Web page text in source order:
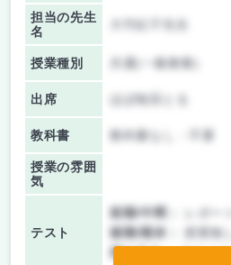
担当の先生
名
授業種別 共通(一般教養)
出席 ほぼ毎回とる
教科書 教科書なし・不要
授業の雰囲
気
テスト
前期/中間：
後期/期末：
授業無し
持ち込み：